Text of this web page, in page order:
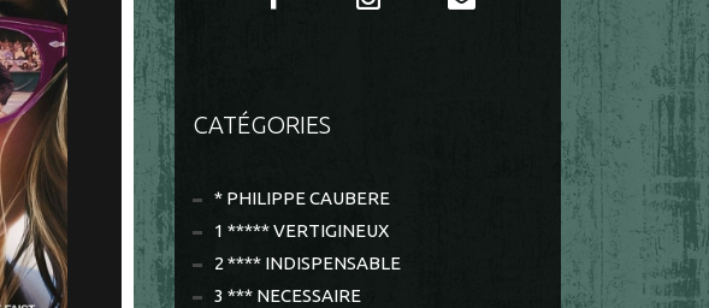
CATÉGORIES
* PHILIPPE CAUBERE
1 ***** VERTIGINEUX
2 **** INDISPENSABLE
3 *** NECESSAIRE